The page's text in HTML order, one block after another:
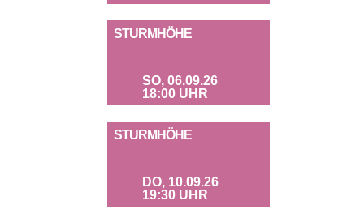
STURMHÖHE
SO, 06.09.26
18:00 UHR
STURMHÖHE
DO, 10.09.26
19:30 UHR